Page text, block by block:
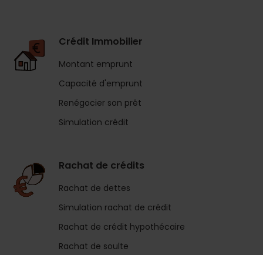
Crédit Immobilier
Montant emprunt
Capacité d'emprunt
Renégocier son prêt
Simulation crédit
Rachat de crédits
Rachat de dettes
Simulation rachat de crédit
Rachat de crédit hypothécaire
Rachat de soulte